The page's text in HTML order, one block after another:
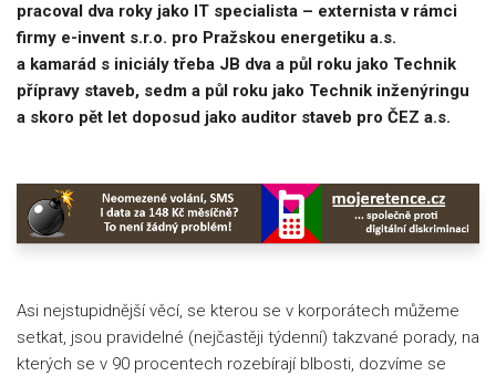
pracoval dva roky jako IT specialista – externista v rámci
firmy e-invent s.r.o. pro Pražskou energetiku a.s.
a kamarád s iniciály třeba JB dva a půl roku jako Technik
přípravy staveb, sedm a půl roku jako Technik inženýringu
a skoro pět let doposud jako auditor staveb pro ČEZ a.s.
Asi nejstupidnější věcí, se kterou se v korporátech můžeme
setkat, jsou pravidelné (nejčastěji týdenní) takzvané porady, na
kterých se v 90 procentech rozebírají blbosti, dozvíme se